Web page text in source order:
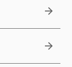
arrow_forward
arrow_forward